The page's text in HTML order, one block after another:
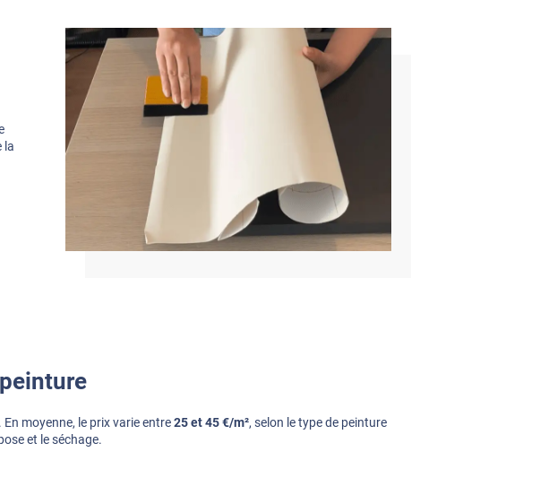
la
moyenne, le prix varie entre25 et 45 €/m², selon le type de peinture
et le séchage.